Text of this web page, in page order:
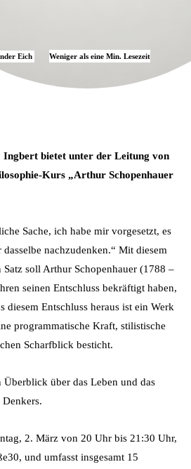
Eich Weniger als eine Min. Lesezeit
Ingbert bietet unter der Leitung von
Kurs „Arthur Schopenhauer
Sache, ich habe mir vorgesetzt, es
nachzudenken.“ Mit diesem
soll Arthur Schopenhauer (1788 –
seinen Entschluss bekräftigt haben,
diesem Entschluss heraus ist ein Werk
programmatische Kraft, stilistische
Scharfblick besticht.
über das Leben und das
2. März von 20 Uhr bis 21:30 Uhr,
und umfasst insgesamt 15